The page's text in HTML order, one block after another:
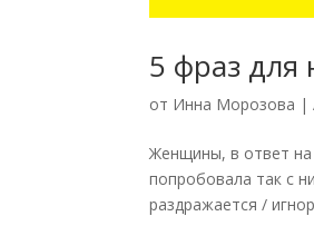
5 фраз для
от Инна Морозова |
Женщины, в ответ на
попробовала так с
раздражается /